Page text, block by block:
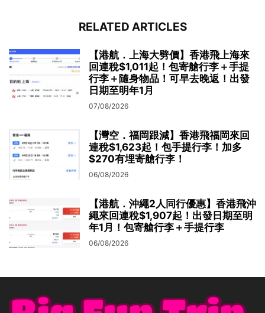
RELATED ARTICLES
【港航．上海大劈價】香港飛上海來
回連稅$1,011起！包寄艙行李＋手提
行李＋隨身物品！可早去晚返！出發
日期至明年1月
07/08/2026
【灣空．福岡跟減】香港飛福岡來回
連稅$1,623起！包手提行李！加多
$270有埋寄艙行李！
06/08/2026
【港航．沖繩2人同行優惠】香港飛沖
繩來回連稅$1,907起！出發日期至明
年1月！包寄艙行李＋手提行李
06/08/2026